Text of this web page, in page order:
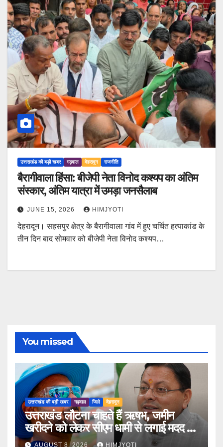
उत्तराखंड की बड़ी खबर गढ़वाल देहरादून राजनीति
बैरागीवाला हिंसा: बीजेपी नेता विनोद कश्यप का अंतिम
संस्कार, अंतिम यात्रा में उमड़ा जनसैलाब
JUNE 15, 2026 HIMJYOTI
देहरादून। सहसपुर क्षेत्र के बैरागीवाला गांव में हुए चर्चित हत्याकांड के
तीन दिन बाद सोमवार को बीजेपी नेता विनोद कश्यप…
You missed
उत्तराखंड की बड़ी खबर गढ़वाल जिले देहरादून
उत्तराखंड लौटना चाहते हैं ऋषभ, जमीन
खरीदने को लेकर सीएम धामी से लगाई मदद की
गुहारAUGUST 8, 2026 HIMJYOTI